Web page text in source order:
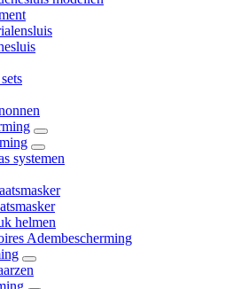
systemen
helmen
Adembescherming